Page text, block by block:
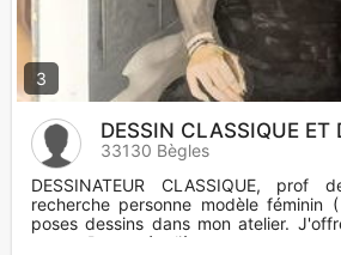
3
DESSIN CLASSIQUE ET
33130 Bègles
DESSINATEUR CLASSIQUE,
recherche personne modèle
poses dessins dans mon atelier.
poses. Poses réguliè